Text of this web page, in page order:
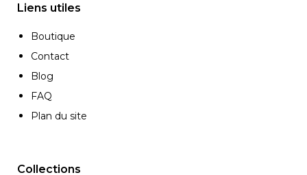
Liens utiles
Boutique
Contact
Blog
FAQ
Plan du site
Collections